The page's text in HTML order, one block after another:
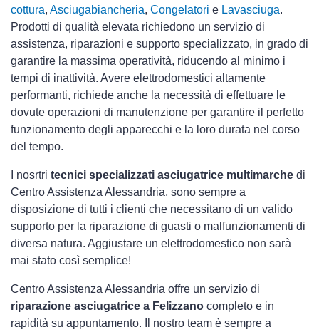
cottura, Asciugabiancheria, Congelatori e Lavasciuga.
Prodotti di qualità elevata richiedono un servizio di
assistenza, riparazioni e supporto specializzato, in grado di
garantire la massima operatività, riducendo al minimo i
tempi di inattività. Avere elettrodomestici altamente
performanti, richiede anche la necessità di effettuare le
dovute operazioni di manutenzione per garantire il perfetto
funzionamento degli apparecchi e la loro durata nel corso
del tempo.
I nosrtri tecnici specializzati asciugatrice multimarche di
Centro Assistenza Alessandria, sono sempre a
disposizione di tutti i clienti che necessitano di un valido
supporto per la riparazione di guasti o malfunzionamenti di
diversa natura. Aggiustare un elettrodomestico non sarà
mai stato così semplice!
Centro Assistenza Alessandria offre un servizio di
riparazione asciugatrice a Felizzano completo e in
rapidità su appuntamento. Il nostro team è sempre a